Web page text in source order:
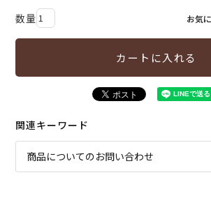
お気
カートに入れる
関連キーワード
商品についてのお問い合わせ